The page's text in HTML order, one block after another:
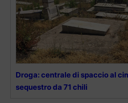
Droga: centrale di spaccio al
sequestro da 71 chili